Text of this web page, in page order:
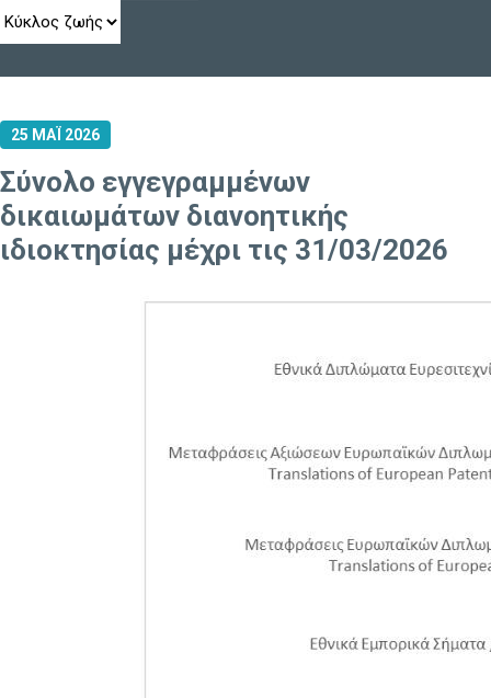
25 ΜΑΪ 2026
Σύνολο εγγεγραμμένων
δικαιωμάτων διανοητικής
ιδιοκτησίας μέχρι τις 31/03/2026